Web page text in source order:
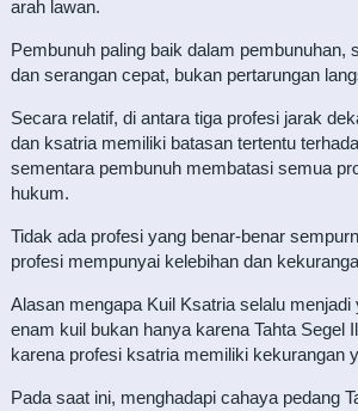
arah lawan.
Pembunuh paling baik dalam pembunuhan,
dan serangan cepat, bukan pertarungan
Secara relatif, di antara tiga profesi jarak
dan ksatria memiliki batasan tertentu
sementara pembunuh membatasi semua
hukum.
Tidak ada profesi yang benar-benar
profesi mempunyai kelebihan dan
Alasan mengapa Kuil Ksatria selalu menjadi
enam kuil bukan hanya karena Tahta Segel
karena profesi ksatria memiliki kekurangan
Pada saat ini, menghadapi cahaya pedang